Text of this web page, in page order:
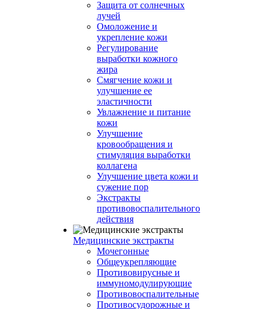
Защита от солнечных
лучей
Омоложение и
укрепление кожи
Регулирование
выработки кожного
жира
Смягчение кожи и
улучшение ее
эластичности
Увлажнение и питание
кожи
Улучшение
кровообращения и
стимуляция выработки
коллагена
Улучшение цвета кожи и
сужение пор
Экстракты
противовоспалительного
действия
Медицинские экстракты
Мочегонные
Общеукрепляющие
Противовирусные и
иммуномодулирующие
Противовоспалительные
Противосудорожные и